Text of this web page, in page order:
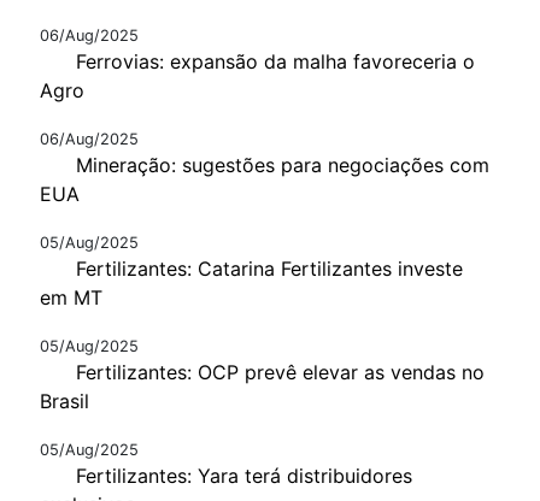
06/Aug/2025
Ferrovias: expansão da malha favoreceria o
Agro
06/Aug/2025
Mineração: sugestões para negociações com
EUA
05/Aug/2025
Fertilizantes: Catarina Fertilizantes investe
em MT
05/Aug/2025
Fertilizantes: OCP prevê elevar as vendas no
Brasil
05/Aug/2025
Fertilizantes: Yara terá distribuidores